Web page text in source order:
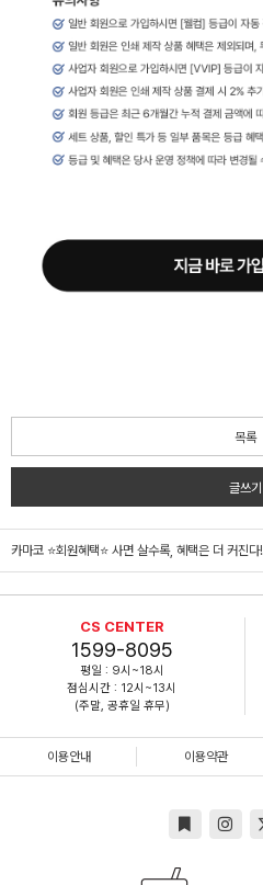
목록
글쓰기
카마코 ⭐회원혜택⭐ 사면 살수록, 혜택은 더 커진다!
CS CENTER
1599-8095
평일 : 9시~18시
점심시간 : 12시~13시
(주말, 공휴일 휴무)
이용안내 이용약관